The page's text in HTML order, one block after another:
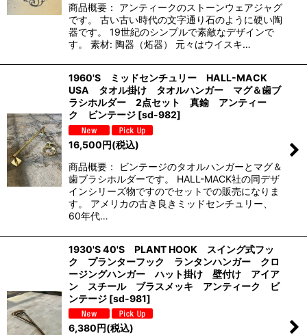
商品概要： アンティークのストーンウェアジャグ
です。 古い古い時代の文字通り石のように硬い陶
器です。 19世紀のシンプルで素敵なデザインで
す。 素材: 陶器（炻器） 元々はウイスキ…
1960'S ミッドセンチュリー HALL-MACK
USA タオル掛け タオルハンガー マグ＆歯ブ
ラシホルダー 2点セット 真鍮 アンティー
ク ビンテージ [sd-982]
16,500円(税込)
商品概要： ビンテージのタオルハンガーとマグ＆
歯ブラシホルダーです。 HALL-MACK社の同デザ
インシリーズ物ですのでセットでの販売になりま
す。 アメリカの古き良きミッドセンチュリー、
60年代…
1930'S 40'S PLANT HOOK スイング式フッ
ク プランターフック ランタンハンガー クロ
ージングハンガー ハット掛け 壁付け アイア
ン スチール ブラスメッキ アンティーク ビ
ンテージ [sd-981]
6,380円(税込)